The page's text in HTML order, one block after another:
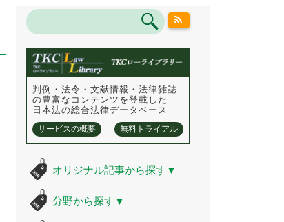
判例・法令・文献情報・法律雑誌
の豊富なコンテンツを登載した
日本法の総合法律データベース
サービスの概要 無料トライアル
オリジナル記事から探す ▼
分野から探す ▼